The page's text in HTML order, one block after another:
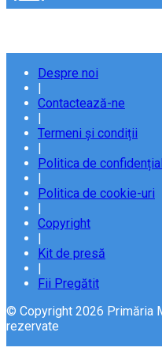
Despre noi
Contactează-ne
Termeni și condiții
Politica de
Politica de cookie-uri
Copyright
Kit de presă
Fii Pregătit
© Copyright 2026 Primăria
rezervate